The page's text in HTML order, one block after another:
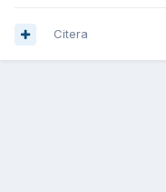
Citera